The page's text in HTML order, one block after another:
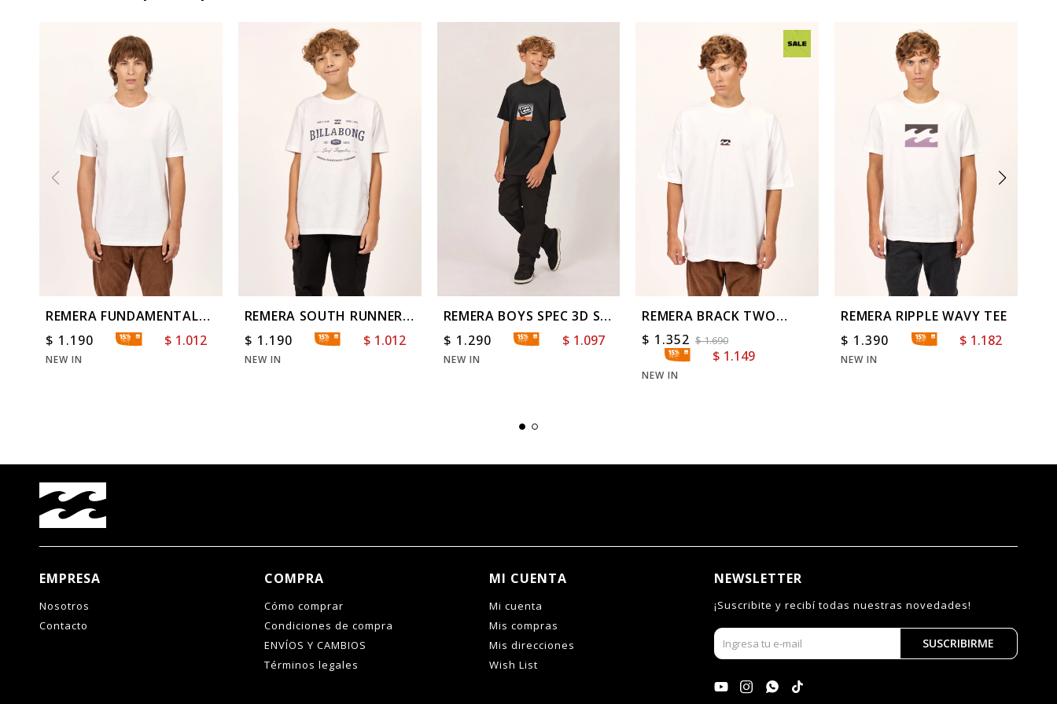
REMERA FUNDAMENTAL
NEUTRAL TEE
$ 1.190 $ 1.012
NEW IN
REMERA SOUTH RUNNER
TEE BOYS
$ 1.190 $ 1.012
NEW IN
REMERA BOYS SPEC 3D SS
Black
$ 1.290 $ 1.097
NEW IN
REMERA BRACK TWO
TONES OG TEE
$ 1.352 $1.690
$ 1.149
NEW IN
REMERA RIPPLE WAVY TEE
$ 1.390 $ 1.182
NEW IN
EMPRESA
Nosotros
Contacto
COMPRA
Cómo comprar
Condiciones de compra
ENVÍOS Y CAMBIOS
Términos legales
MI CUENTA
Mi cuenta
Mis compras
Mis direcciones
Wish List
NEWSLETTER
¡Suscribite y recibí todas nuestras novedades!
SUSCRIBIRME
   